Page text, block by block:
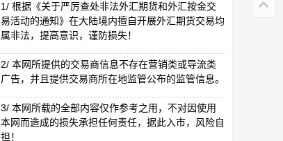
1/ 根据《关于严厉查处非法外汇期货和外汇按金交
易活动的通知》在大陆境内擅自开展外汇期货交易均
属非法，提高意识，谨防损失！
2/ 本网所提供的交易商信息不存在营销类或导流类
广告，并且提供交易商所在地监管公布的监管信息。
3/ 本网所载的全部内容仅作参考之用，不对因使用
本网而造成的损失承担任何责任，据此入市，风险自
担！